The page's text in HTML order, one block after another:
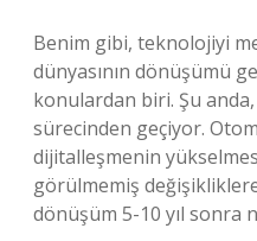
Benim gibi, teknolojiyi
dünyasının dönüşümü
konulardan biri. Şu
sürecinden geçiyor.
dijitalleşmenin
görülmemiş
dönüşüm 5-10 yıl sonra